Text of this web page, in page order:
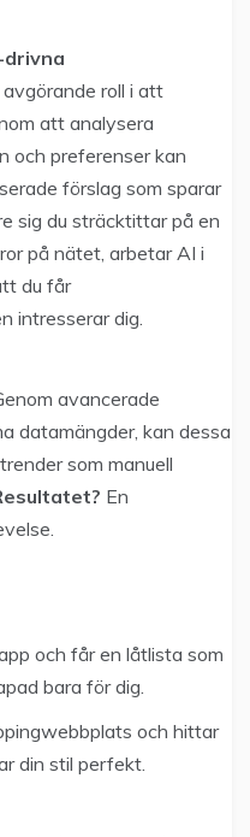
drivna
roll i att
att analysera
och preferenser kan
förslag som sparar
sig du sträcktittar på en
på nätet, arbetar AI i
du får
intresserar dig.
avancerade
datamängder, kan dessa
som manuell
En
och får en låtlista som
bara för dig.
och hittar
din stil perfekt.